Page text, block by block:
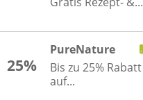
25%
PureNature
Bis zu 25% Rabatt
auf...